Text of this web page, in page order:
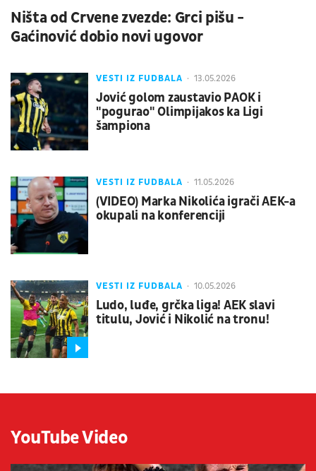
Ništa od Crvene zvezde: Grci pišu -
Gaćinović dobio novi ugovor
VESTI IZ FUDBALA 13.05.2026
Jović golom zaustavio PAOK i
"pogurao" Olimpijakos ka Ligi
šampiona
VESTI IZ FUDBALA 11.05.2026
(VIDEO) Marka Nikolića igrači AEK-a
okupali na konferenciji
VESTI IZ FUDBALA 10.05.2026
Ludo, luđe, grčka liga! AEK slavi
titulu, Jović i Nikolić na tronu!
YouTube Video